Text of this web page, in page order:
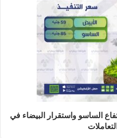
الساسو واستقرار البيضاء في